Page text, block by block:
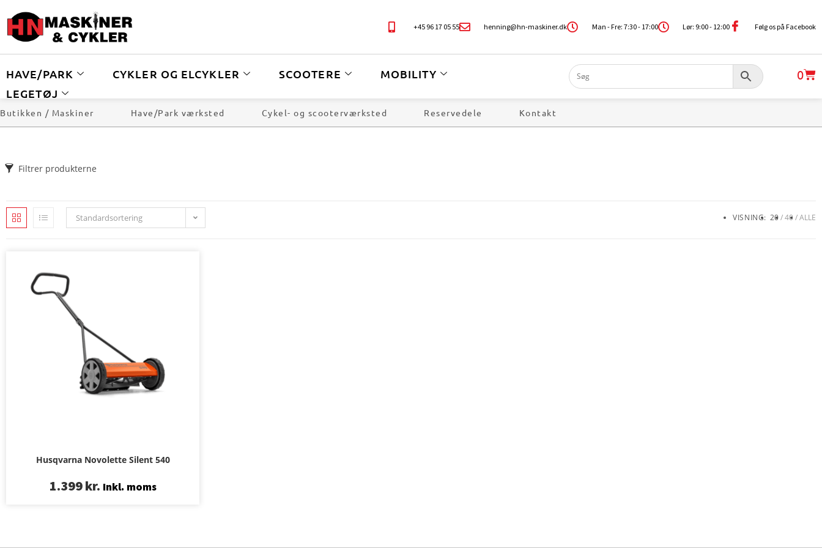
+45 96 17 05 55 henning@hn-maskiner.dk Man - Fre: 7:30 - 17:00 Lør: 9:00 - 12:00 Følg os på Facebook
HAVE/PARK CYKLER OG ELCYKLER SCOOTERE
MOBILITY
LEGETØJ
0
Butikken / Maskiner Have/Park værksted Cykel- og scooterværksted Reservedele Kontakt
Filtrer produkterne
Standardsortering VISNING: 20 40 ALLE
Husqvarna Novolette Silent 540
1.399kr. Inkl. moms